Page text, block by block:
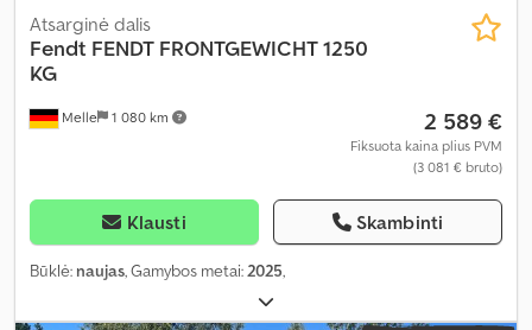
Melle 1 080 km
Atsarginė dalis
Fendt FENDT FRONTGEWICHT 1250
KG
2 589 €
Fiksuota kaina plius PVM
(3 081 € bruto)
Klausti Skambinti
Būklė: naujas, Gamybos metai:2025,